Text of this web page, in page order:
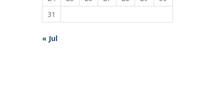
31
« Jul